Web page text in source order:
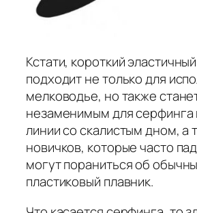
Кстати, короткий
подходит не только для
мелководье, но также
незаменимым для серфинга
линии со скалистым дном, а
новичков, которые часто
могут пораниться об
пластиковый плавник.